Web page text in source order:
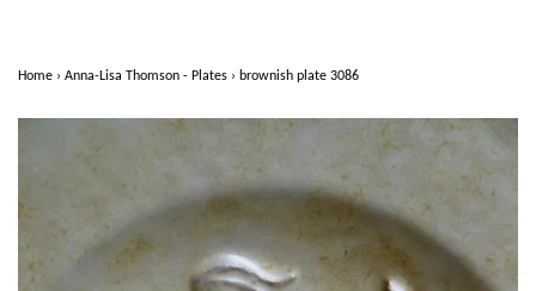
Home › Anna-Lisa Thomson - Plates › brownish plate 3086